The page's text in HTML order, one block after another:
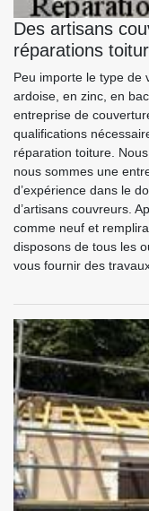
Des artisans
réparations
Peu importe le type de
ardoise, en zinc, en
entreprise de
qualifications
réparation toiture.
nous sommes une
d’expérience dans le
d’artisans couvreurs.
comme neuf et
disposons de tous les
vous fournir des